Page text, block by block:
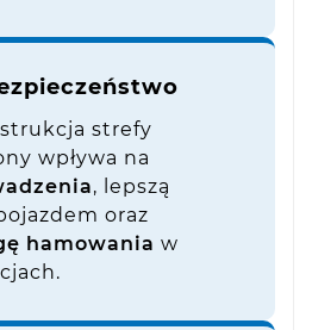
strefy
wpływa na
, lepszą
oraz
hamowania w